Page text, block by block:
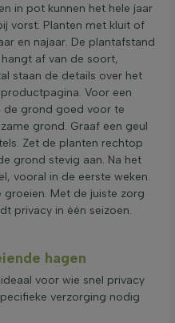
in pot kunnen het hele jaar
vorst. Planten met kluit of
en najaar. De plantafstand
af van de soort,
staan de details over het
Voor een
de grond goed voor te
grond. Graaf een geul
Zet de planten rechtop
grond stevig aan. Na het
vooral in de eerste weken.
Met de juiste zorg
privacy in één seizoen.
hagen
voor wie snel privacy
verzorging nodig